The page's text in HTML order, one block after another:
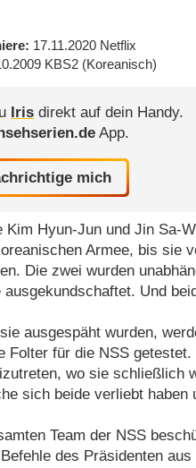
17.11.2020 Netflix
KBS2 (Koreanisch)
Iris direkt auf dein Handy.
App.
mich
Kim Hyun-Jun und Jin Sa-
Armee, bis sie
Die zwei wurden
ausgekundschaftet. Und
ausgespäht wurden,
Folter für die NSS
wo sie schließlich
sich beide verliebt haben
Team der NSS
des Präsidenten